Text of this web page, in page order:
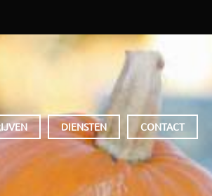
DIENSTEN CONTACT